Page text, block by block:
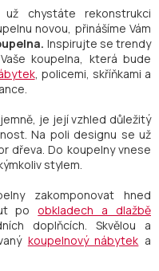
chystáte rekonstrukci
novou, přinášíme Vám
Inspirujte se trendy
koupelna, která bude
, policemi, skříňkami a
je její vzhled důležitý
Na poli designu se už
dřeva. Do koupelny vnese
stylem.
zakomponovat hned
poobkladech a dlažbě
doplňcích. Skvělou a
koupelnový nábytek a